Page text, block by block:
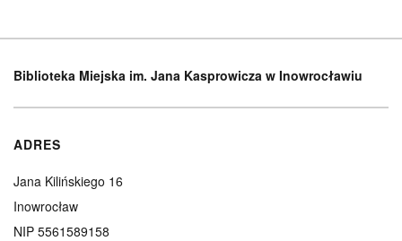
Biblioteka Miejska im. Jana Kasprowicza w Inowrocławiu
ADRES
Jana Kilińskiego 16
Inowrocław
NIP 5561589158